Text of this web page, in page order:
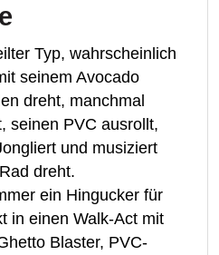
Typ, wahrscheinlich
seinem Avocado
dreht, manchmal
seinen PVC ausrollt,
und musiziert
dreht.
ein Hingucker für
in einen Walk-Act mit
Blaster, PVC-